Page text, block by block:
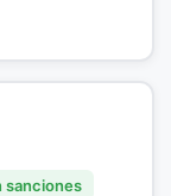
sanciones